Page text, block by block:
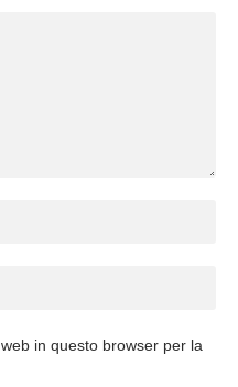
in questo browser per la